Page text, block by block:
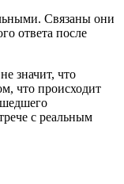
Связаны они
ответа после
значит, что
что происходит
с реальным